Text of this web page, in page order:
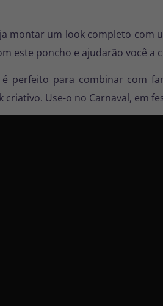
montar um look completo com
este poncho e ajudarão você a
é perfeito para combinar com
criativo. Use-o no Carnaval, em